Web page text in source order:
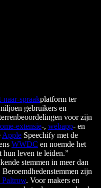
naar-spraakplatform ter
gebruikers en
voor zijn
extensie-, webapp- en
Apple Speechify met de
WWDC en noemde het
hun leven te leiden.”
stemmen in meer dan
zijn
. Voor makers en